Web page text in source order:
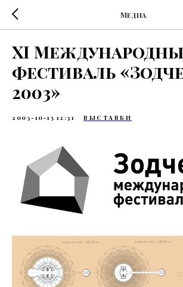
Медиа
XI
фестиваль
2003»
2003-10-15 12:31 ВЫСТАВКИ